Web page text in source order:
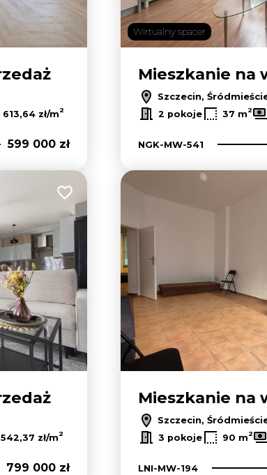
613,64 zł/m2
599 000 zł
Wirtualny spacer
Mieszkanie na
Szczecin,
2 pokoje 37 m2
NGK-MW-541
Dodaj do ulubionych
542,37 zł/m2
799 000 zł
Mieszkanie na
Szczecin,
3 pokoje 90 m2
LNI-MW-194